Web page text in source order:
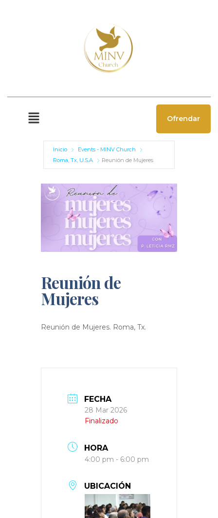
Ofrendar
Inicio
Events - MINV Church
Roma, Tx, U.S.A
Reunión de Mujeres
Reunión de
Mujeres
Reunión de Mujeres. Roma, Tx.
FECHA
28 Mar 2026
Finalizado
HORA
4:00 pm - 6:00 pm
UBICACIÓN